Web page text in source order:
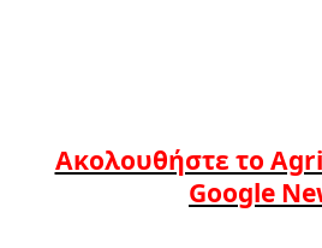
Ακολουθήστε το
Google